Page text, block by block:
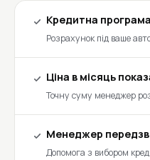
Кредитна програма
Розрахунок під ваше
Ціна в місяць
Точну суму менеджер
Менеджер
Допомога з вибором